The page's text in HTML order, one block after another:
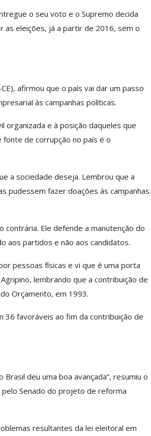
o seu voto e o Supremo decida
as eleições, já a partir de 2016, sem o
afirmou que o país vai dar um passo
às campanhas políticas.
e à posição daqueles que
de corrupção no país é o
a sociedade deseja. Lembrou que a
pudessem fazer doações às campanhas.
contrária. Ele defende a manutenção do
aos partidos e não aos candidatos.
pessoas físicas e vi que é uma porta
lembrando que a contribuição de
Orçamento, em 1993.
36 favoráveis ao fim da contribuição de
deu uma boa avançada”, resumiu o
pelo Senado do projeto de reforma
resultantes da lei eleitoral em